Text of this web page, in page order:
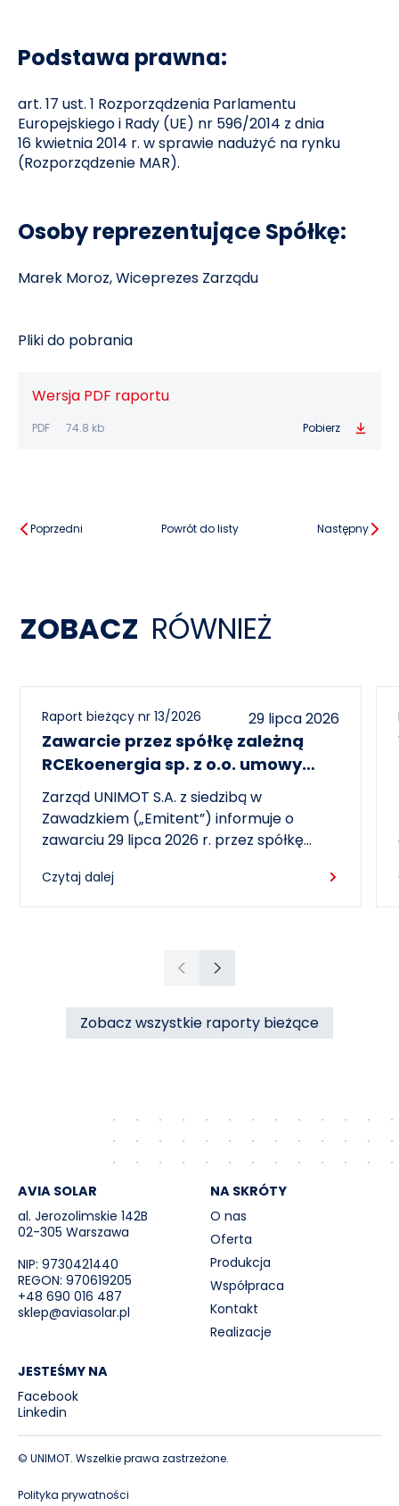
Podstawa prawna:
art. 17 ust. 1 Rozporządzenia Parlamentu
Europejskiego i Rady (UE) nr 596/2014 z dnia
16 kwietnia 2014 r. w sprawie nadużyć na rynku
(Rozporządzenie MAR).
Osoby reprezentujące Spółkę:
Marek Moroz, Wiceprezes Zarządu
Pliki do pobrania
Wersja PDF raportu
PDF 74.8 kb Pobierz
Poprzedni Powrót do listy Następny
ZOBACZ RÓWNIEŻ
Raport bieżący nr 13/2026 29 lipca 2026
Zawarcie przez spółkę zależną
RCEkoenergia sp. z o.o. umowy
wieloletniej na sprzedaż ciepła do
miasta Czechowice-Dziedzice
Zarząd UNIMOT S.A. z siedzibą w
Zawadzkiem („Emitent”) informuje o
zawarciu 29 lipca 2026 r. przez spółkę
wieloletniej umowy sprzedaży ciepła z
Przedsiębiorstwem Inżynierii Miejskiej sp. z
Dziedzicach („PIM”), dotyczącej sprzedaży
ciepła do miasta Czechowice-Dziedzice
Czytaj dalej
PoprzedniNastępny
Zobacz wszystkie raporty bieżące
AVIA SOLAR
al. Jerozolimskie 142B
02-305 Warszawa
NIP: 9730421440
REGON: 970619205
+48 690 016 487
sklep@aviasolar.pl
NA SKRÓTY
O nas
Oferta
Produkcja
Współpraca
Kontakt
Realizacje
JESTEŚMY NA
Facebook
Linkedin
© UNIMOT. Wszelkie prawa zastrzeżone.
Polityka prywatności